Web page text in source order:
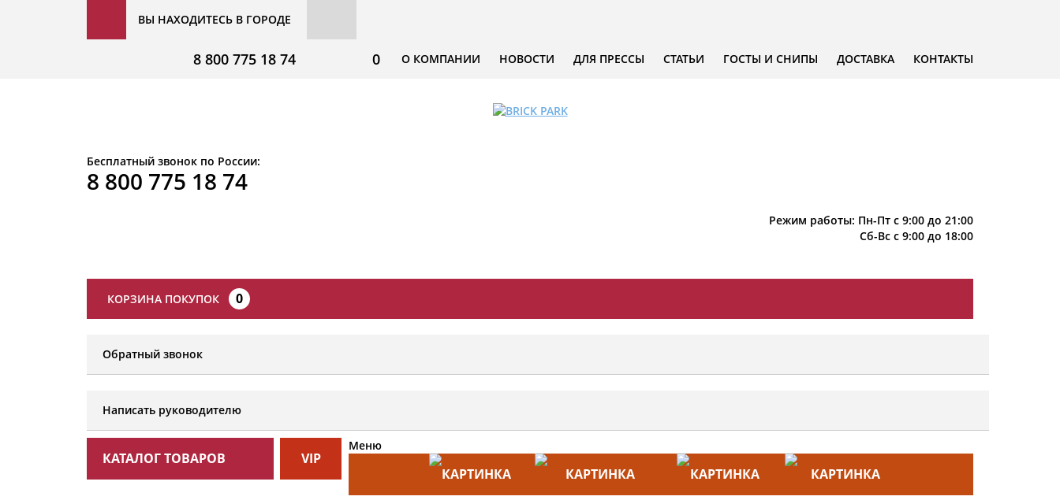
ВЫ НАХОДИТЕСЬ В ГОРОДЕ
О КОМПАНИИ НОВОСТИ ДЛЯ ПРЕССЫ СТАТЬИ ГОСТЫ И СНИПЫ ДОСТАВКА КОНТАКТЫ
0
8 800 775 18 74
Бесплатный звонок по России:
8 800 775 18 74
Режим работы: Пн-Пт с 9:00 до 21:00
Сб-Вс с 9:00 до 18:00
КОРЗИНА ПОКУПОК 0
Обратный звонок
Написать руководителю
КАТАЛОГ ТОВАРОВ VIP
Меню